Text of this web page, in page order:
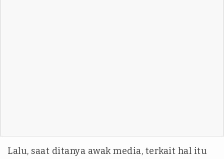
Lalu, saat ditanya awak media, terkait hal itu